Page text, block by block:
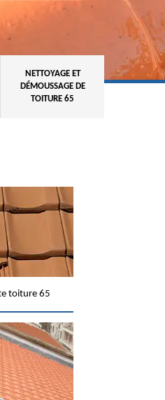
NETTOYAGE ET
DÉMOUSSAGE DE
TOITURE 65
toiture 65